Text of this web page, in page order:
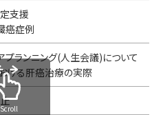
支援
癌症例
プランニング(人生会議)について
ける肝癌治療の実際
Scroll